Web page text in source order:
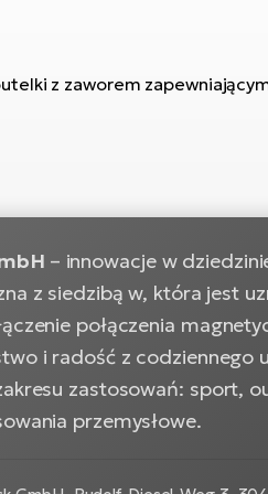
z zaworem
– innowacje w
z siedzibą w, która jest
połączenia
i radość z codziennego
zastosowań: sport,
przemysłowe.